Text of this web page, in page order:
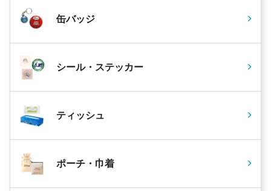
缶バッジ
シール・ステッカー
ティッシュ
ポーチ・巾着